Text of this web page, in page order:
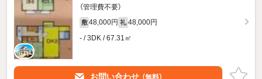
（管理費不要）
敷 48,000円 礼 48,000円
- / 3DK / 67.31㎡
お問い合わせ